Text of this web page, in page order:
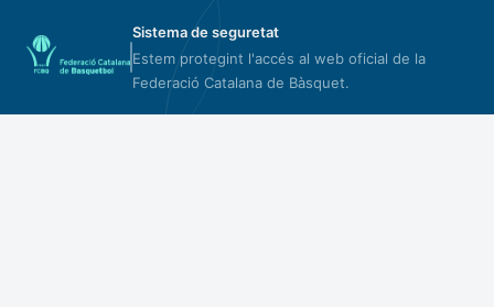
Sistema de seguretat
Estem protegint l'accés al web oficial de la
Federació Catalana de Bàsquet.